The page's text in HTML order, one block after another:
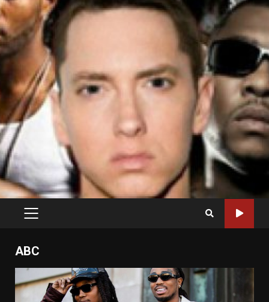
PRIMARY
ABC